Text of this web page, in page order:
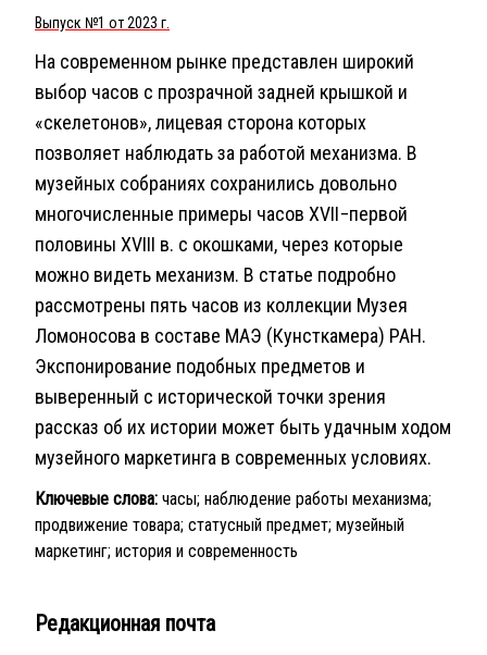
Выпуск №1 от 2023 г.
На современном рынке представлен широкий
выбор часов с прозрачной задней крышкой и
«скелетонов», лицевая сторона которых
позволяет наблюдать за работой механизма. В
музейных собраниях сохранились довольно
многочисленные примеры часов XVII−первой
половины XVIII в. с окошками, через которые
можно видеть механизм. В статье подробно
рассмотрены пять часов из коллекции Музея
Ломоносова в составе МАЭ (Кунсткамера) РАН.
Экспонирование подобных предметов и
выверенный с исторической точки зрения
рассказ об их истории может быть удачным ходом
музейного маркетинга в современных условиях.
Ключевые слова: часы; наблюдение работы механизма;
продвижение товара; статусный предмет; музейный
маркетинг; история и современность
Редакционная почта